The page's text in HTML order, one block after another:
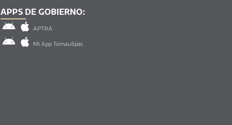
APPS DE GOBIERNO:
APTRA
Mi App Tamaulipas